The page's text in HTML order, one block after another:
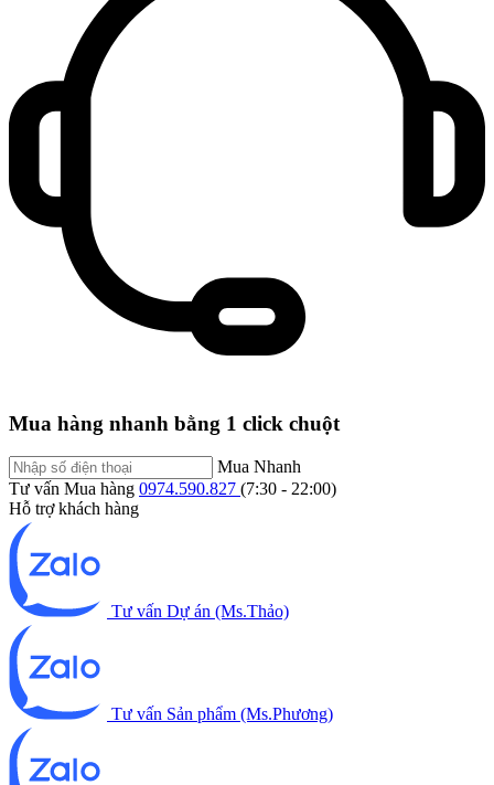
Mua hàng nhanh bằng 1 click chuột
Mua Nhanh
Tư vấn Mua hàng 0974.590.827 (7:30 - 22:00)
Hỗ trợ khách hàng
Tư vấn Dự án (Ms.Thảo)
Tư vấn Sản phẩm (Ms.Phương)